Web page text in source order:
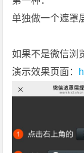
单独做一个遮罩
如果不是微信浏
演示效果页面：